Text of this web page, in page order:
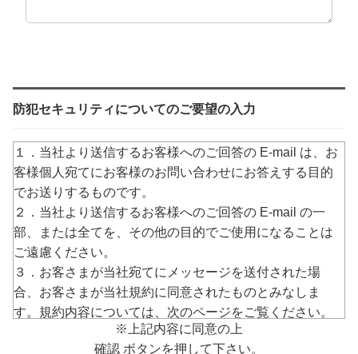
防犯セキュリティについてのご要望の入力
１．当社より送信するお客様へのご回答の E-mail は、お
客様個人宛てにお客様のお問い合わせにお答えする目的
でお送りするものです。
２．当社より送信するお客様へのご回答の E-mail の一
部、または全てを、その他の目的でご使用になることは
ご遠慮ください。
３．お客さまが当社宛てにメッセージを送付された場
合、お客さまが当社規約に同意されたものとみなしま
す。規約内容については、次のページをご覧ください。
https://www.arucom.ne.jp/rule/index.html
※上記内容に同意の上
確認 ボタンを押して下さい。